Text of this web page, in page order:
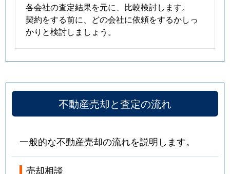
各会社の査定結果を元に、比較検討します。
契約をする前に、どの会社に依頼をするかしっ
かりと検討しましょう。
不動産売却と査定の流れ
一般的な不動産売却の流れを説明します。
売却相談